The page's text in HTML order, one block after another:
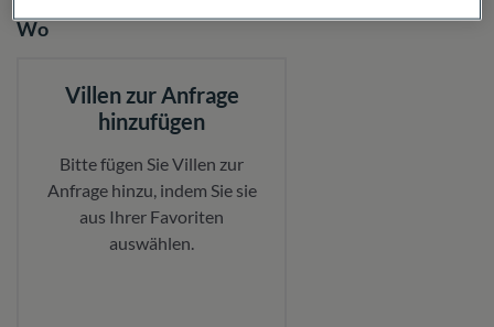
Wo
Villen zur Anfrage
hinzufügen
Bitte fügen Sie Villen zur
Anfrage hinzu, indem Sie sie
aus Ihrer Favoriten
auswählen.